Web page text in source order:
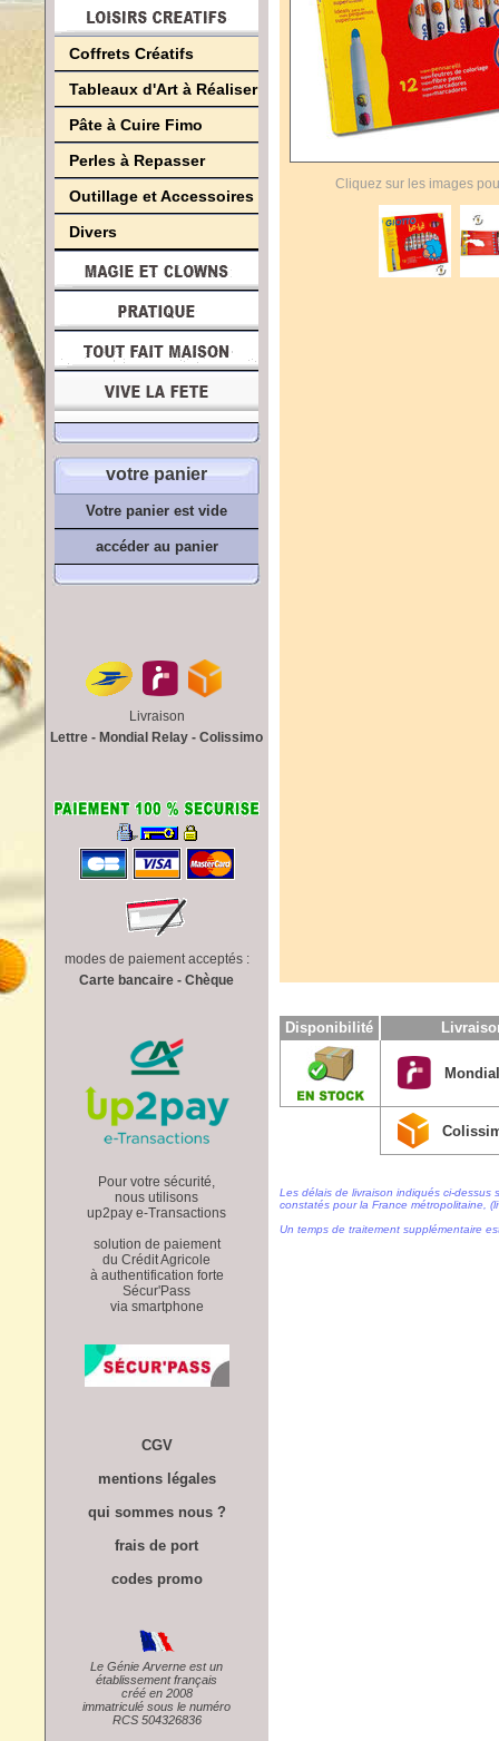
Coffrets Créatifs
Tableaux d'Art à Réaliser
Pâte à Cuire Fimo
Perles à Repasser
Outillage et Accessoires
Divers
votre panier
Votre panier est vide
accéder au panier
Livraison
Lettre - Mondial Relay - Colissimo
modes de paiement acceptés :
Carte bancaire - Chèque
Pour votre sécurité,
nous utilisons
up2pay e-Transactions
solution de paiement
du Crédit Agricole
à authentification forte
Sécur'Pass
via smartphone
CGV
mentions légales
qui sommes nous ?
frais de port
codes promo
Le Génie Arverne est un
établissement français
créé en 2008
immatriculé sous le numéro
RCS 504326836
Cliquez sur les images
Disponibilité
Les délais de livraison indiqués ci-
constatés pour la France métropolitaine,
Un temps de traitement supplémentaire